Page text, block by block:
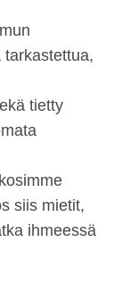
tietty
siis mietit,
ihmeessä